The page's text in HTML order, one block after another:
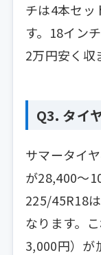
チは4本セッ
す。18イン
2万円安く収
Q3. タイ
サマータイ
が28,400〜
225/45R18
なります。
3,000円）が